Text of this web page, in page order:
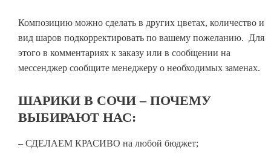
Композицию можно сделать в других цветах, количество и
вид шаров подкорректировать по вашему пожеланию. Для
этого в комментариях к заказу или в сообщении на
мессенджер сообщите менеджеру о необходимых заменах.
ШАРИКИ В СОЧИ – ПОЧЕМУ
ВЫБИРАЮТ НАС:
– СДЕЛАЕМ КРАСИВО на любой бюджет;